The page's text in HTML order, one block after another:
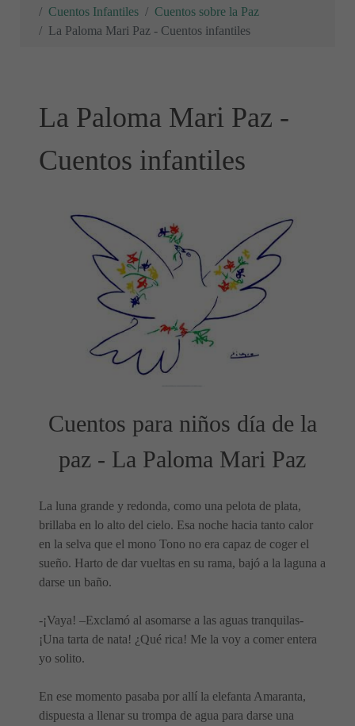
Cuentos Infantiles
Cuentos sobre la Paz
La Paloma Mari Paz - Cuentos infantiles
La Paloma Mari Paz -
Cuentos infantiles
Cuentos para niños día de la
paz - La Paloma Mari Paz
La luna grande y redonda, como una pelota de plata,
brillaba en lo alto del cielo. Esa noche hacia tanto calor
en la selva que el mono Tono no era capaz de coger el
sueño. Harto de dar vueltas en su rama, bajó a la laguna a
darse un baño.
-¡Vaya! –Exclamó al asomarse a las aguas tranquilas-
¡Una tarta de nata! ¿Qué rica! Me la voy a comer entera
yo solito.
En ese momento pasaba por allí la elefanta Amaranta,
dispuesta a llenar su trompa de agua para darse una